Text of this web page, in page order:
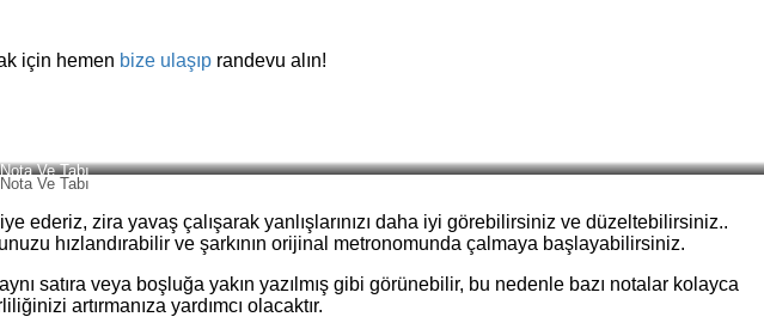
için hemen bize ulaşıp randevu alın!
Ve Tabı
Ve Tabı
ederiz, zira yavaş çalışarak yanlışlarınızı daha iyi görebilirsiniz ve düzeltebilirsiniz..
hızlandırabilir ve şarkının orijinal metronomunda çalmaya başlayabilirsiniz.
satıra veya boşluğa yakın yazılmış gibi görünebilir, bu nedenle bazı notalar kolayca
artırmanıza yardımcı olacaktır.